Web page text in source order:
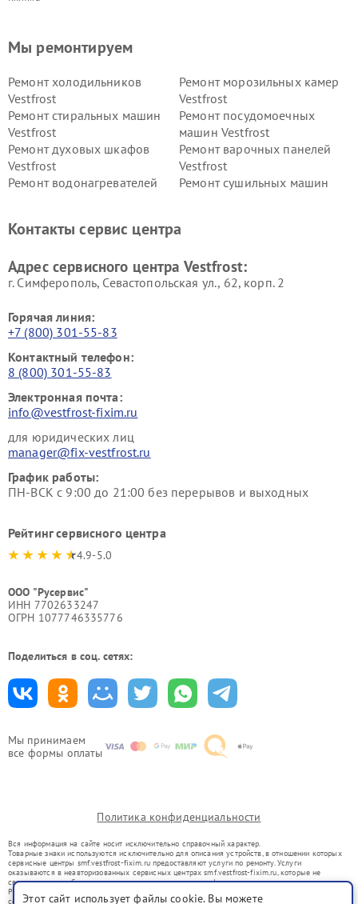
Мы принимаем
все формы оплаты
Мы ремонтируем
Ремонт холодильников
Vestfrost
Ремонт морозильных камер
Vestfrost
Ремонт стиральных машин
Vestfrost
Ремонт посудомоечных
машин Vestfrost
Ремонт духовых шкафов
Vestfrost
Ремонт варочных панелей
Vestfrost
Ремонт водонагревателей
Ремонт сушильных машин
Vestfrost
Контакты сервис центра
Адрес сервисного центра Vestfrost:
г. Симферополь, Севастопольская ул., 62, корп. 2
Горячая линия:
+7 (800) 301-55-83
Контактный телефон:
8 (800) 301-55-83
Электронная почта:
info@vestfrost-fixim.ru
для юридических лиц
manager@fix-vestfrost.ru
График работы:
ПН-ВСК с 9:00 до 21:00 без перерывов и выходных
Рейтинг сервисного центра
4.9-5.0
ООО "Русервис"
ИНН 7702633247
ОГРН 1077746335776
Поделиться в соц. сетях:
Политика конфиденциальности
Вся информация на сайте носит исключительно справочный характер.
Товарные знаки используются исключительно для описания устройств, в отношении которых
сервисные центры smf.vestfrost-fixim.ru предоставляют услуги по ремонту. Услуги
оказываются в неавторизованных сервисных центрах smf.vestfrost-fixim.ru, которые не
связаны с правообладателями товарных знаков или их официальными представителями.
Ремонт осуществляется для устройств, уже введенных в гражданский оборот в соответствии
со статьей 1487 ГК РФ.
Этот сайт использует файлы cookie. Вы можете